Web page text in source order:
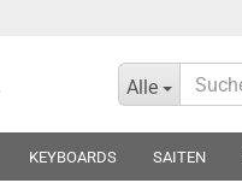
Alle
KEYBOARDS SAITEN